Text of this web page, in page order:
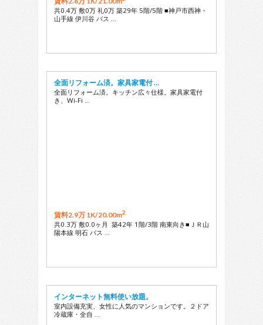
共0.4万 敷0万 礼0万 築29年 5階/5階 ■神戸市西神・
山手線 伊川谷 バス …
全面リフォーム済。家具家電付 …
全面リフォーム済。キッチン広々仕様。家具家電付
き、Wi-Fi …
賃料2.9万 1K/20.00m2
共0.3万 敷0.0ヶ月 築42年 1階/3階 南東向き■ＪＲ山
陽本線 明石 バス …
インターネット無料使い放題。
室内設備充実、女性に人気のマンションです。２ドア
冷蔵庫・全自 …